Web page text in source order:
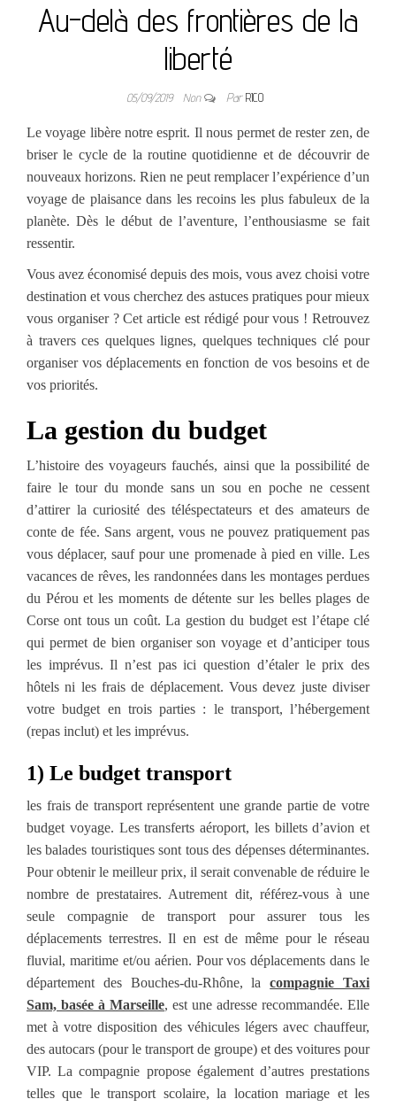
Au-delà des frontières de la
liberté
05/09/2019 Non ParRICO
Le voyage libère notre esprit. Il nous permet de rester zen, de
briser le cycle de la routine quotidienne et de découvrir de
nouveaux horizons. Rien ne peut remplacer l’expérience d’un
voyage de plaisance dans les recoins les plus fabuleux de la
planète. Dès le début de l’aventure, l’enthousiasme se fait
ressentir.
Vous avez économisé depuis des mois, vous avez choisi votre
destination et vous cherchez des astuces pratiques pour mieux
vous organiser ? Cet article est rédigé pour vous ! Retrouvez
à travers ces quelques lignes, quelques techniques clé pour
organiser vos déplacements en fonction de vos besoins et de
vos priorités.
La gestion du budget
L’histoire des voyageurs fauchés, ainsi que la possibilité de
faire le tour du monde sans un sou en poche ne cessent
d’attirer la curiosité des téléspectateurs et des amateurs de
conte de fée. Sans argent, vous ne pouvez pratiquement pas
vous déplacer, sauf pour une promenade à pied en ville. Les
vacances de rêves, les randonnées dans les montages perdues
du Pérou et les moments de détente sur les belles plages de
Corse ont tous un coût. La gestion du budget est l’étape clé
qui permet de bien organiser son voyage et d’anticiper tous
les imprévus. Il n’est pas ici question d’étaler le prix des
hôtels ni les frais de déplacement. Vous devez juste diviser
votre budget en trois parties : le transport, l’hébergement
(repas inclut) et les imprévus.
1) Le budget transport
les frais de transport représentent une grande partie de votre
budget voyage. Les transferts aéroport, les billets d’avion et
les balades touristiques sont tous des dépenses déterminantes.
Pour obtenir le meilleur prix, il serait convenable de réduire le
nombre de prestataires. Autrement dit, référez-vous à une
seule compagnie de transport pour assurer tous les
déplacements terrestres. Il en est de même pour le réseau
fluvial, maritime et/ou aérien. Pour vos déplacements dans le
département des Bouches-du-Rhône, lacompagnie Taxi
Sam, basée à Marseille, est une adresse recommandée. Elle
met à votre disposition des véhicules légers avec chauffeur,
des autocars (pour le transport de groupe) et des voitures pour
VIP. La compagnie propose également d’autres prestations
telles que le transport scolaire, la location mariage et les